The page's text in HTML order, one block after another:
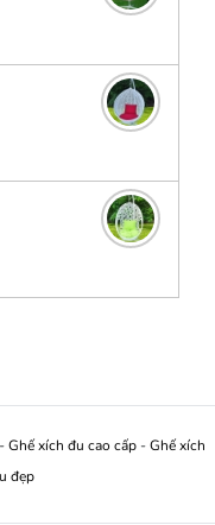
-Ghế xích đu cao cấp -Ghế xích
đẹp